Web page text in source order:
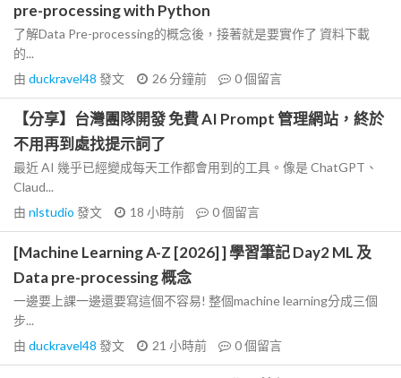
pre-processing with Python
了解Data Pre-processing的概念後，接著就是要實作了 資料下載
的...
由 duckravel48 發文 26 分鐘前 0個留言
【分享】台灣團隊開發 免費 AI Prompt 管理網站，終於
不用再到處找提示詞了
最近 AI 幾乎已經變成每天工作都會用到的工具。像是 ChatGPT、
Claud...
由 nlstudio 發文 18 小時前 0個留言
[Machine Learning A-Z [2026] ] 學習筆記 Day2 ML 及
Data pre-processing 概念
一邊要上課一邊還要寫這個不容易! 整個machine learning分成三個
步...
由 duckravel48 發文 21 小時前 0個留言